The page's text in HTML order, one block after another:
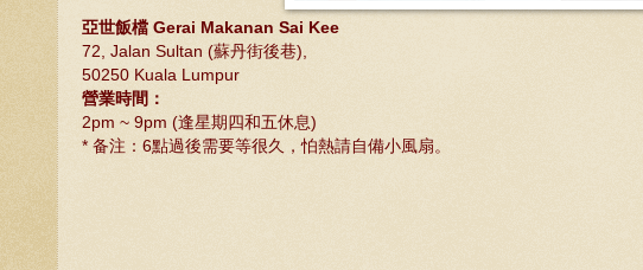
亞世飯檔 Gerai Makanan Sai Kee
72, Jalan Sultan (蘇丹街後巷),
50250 Kuala Lumpur
營業時間：
2pm ~ 9pm (逢星期四和五休息)
* 备注：6點過後需要等很久，怕熱請自備小風扇。